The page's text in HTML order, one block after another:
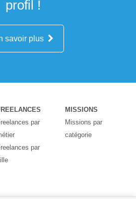
profil !
savoir plus
par
par
MISSIONS
Missions par
catégorie